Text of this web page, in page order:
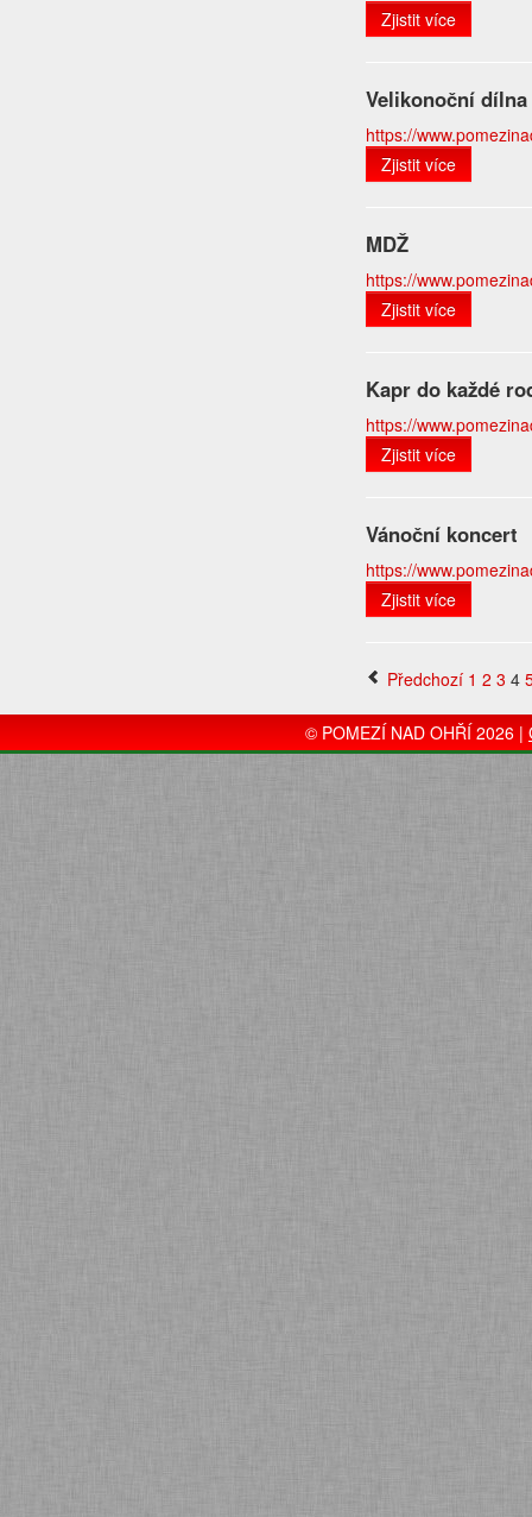
Zjistit více
Velikonoční dílna
https://
Zjistit více
MDŽ
https://
Zjistit více
Kapr do každé
https://
Zjistit více
Vánoční koncert
https://
Zjistit více
Předchozí 1 2 3 4
© POMEZÍ NAD OHŘÍ 2026 |